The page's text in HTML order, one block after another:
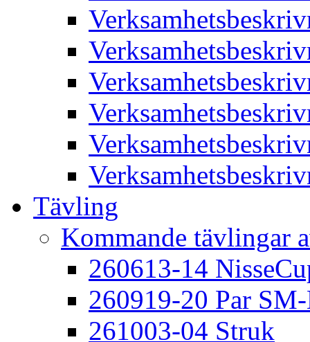
Tävling
Kommande tävlingar
260613-14
260919-20 Par
261003-04 Struk